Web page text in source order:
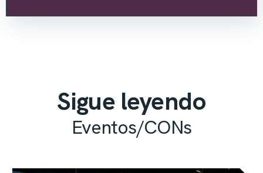
Sigue leyendo
Eventos/CONs